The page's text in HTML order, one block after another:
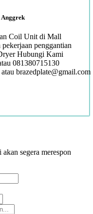
Coil Unit di Mall
penggantian
Hubungi Kami
081380715130
brazedplate@gmail.com
segera merespon